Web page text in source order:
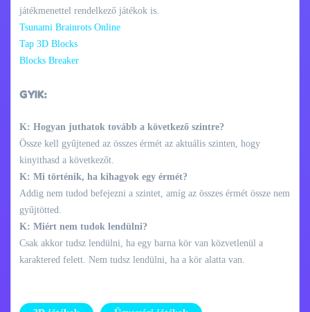
játékmenettel rendelkező játékok is.
Tsunami Brainrots Online
Tap 3D Blocks
Blocks Breaker
GYIK:
K: Hogyan juthatok tovább a következő szintre?
Össze kell gyűjtened az összes érmét az aktuális szinten, hogy
kinyithasd a következőt.
K: Mi történik, ha kihagyok egy érmét?
Addig nem tudod befejezni a szintet, amíg az összes érmét össze nem
gyűjtötted.
K: Miért nem tudok lendülni?
Csak akkor tudsz lendülni, ha egy barna kör van közvetlenül a
karaktered felett. Nem tudsz lendülni, ha a kör alatta van.